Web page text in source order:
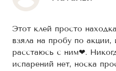
Этот клей просто
взяла на пробу по
расстаюсь с ним❤.
испарений нет, носка